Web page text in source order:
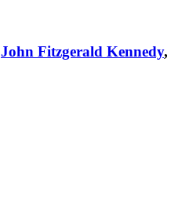
John Fitzgerald Kennedy,